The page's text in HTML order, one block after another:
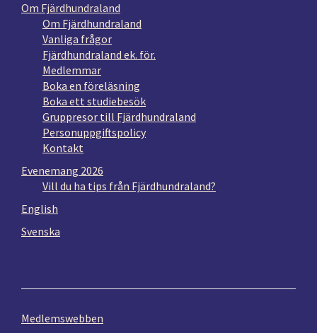
Om Fjärdhundraland
Om Fjärdhundraland
Vanliga frågor
Fjärdhundraland ek. för.
Medlemmar
Boka en föreläsning
Boka ett studiebesök
Gruppresor till Fjärdhundraland
Personuppgiftspolicy
Kontakt
Evenemang 2026
Vill du ha tips från Fjärdhundraland?
English
Svenska
Medlemswebben